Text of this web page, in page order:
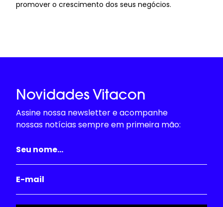
promover o crescimento dos seus negócios.
Novidades Vitacon
Assine nossa newsletter e acompanhe
nossas notícias sempre em primeira mão: